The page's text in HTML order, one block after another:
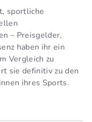
sportliche
– Preisgelder,
haben ihr ein
Vergleich zu
sie definitiv zu den
ihres Sports.